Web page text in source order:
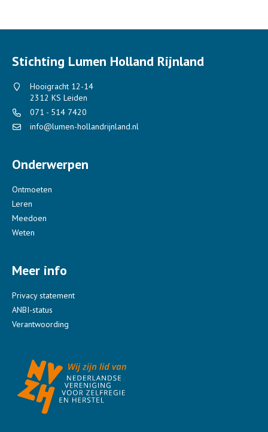
Stichting Lumen Holland Rijnland
Hooigracht 12-14
2312 KS Leiden
071 - 514 7420
info@lumen-hollandrijnland.nl
Onderwerpen
Ontmoeten
Leren
Meedoen
Weten
Meer info
Privacy statement
ANBI-status
Verantwoording